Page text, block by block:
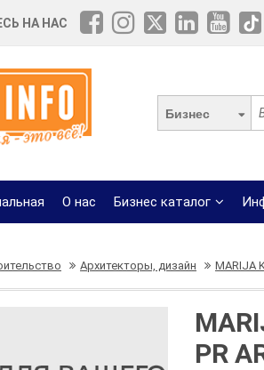
НА НАС
Бизнес
О нас Бизнес каталог
Архитекторы, дизайн MARIJA
PR